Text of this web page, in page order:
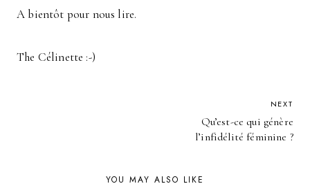
A bientôt pour nous lire.
The Célinette :-)
NEXT
Qu’est-ce qui génère
l’infidélité féminine ?
YOU MAY ALSO LIKE